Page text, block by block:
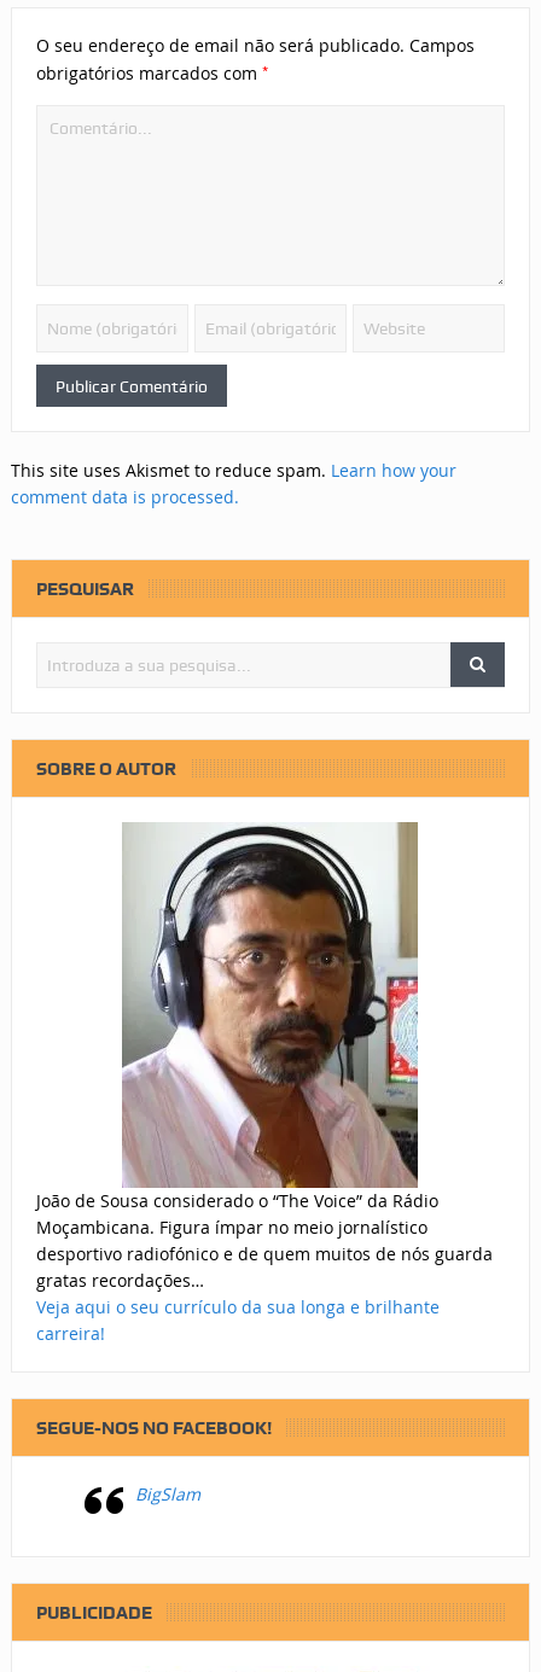
O seu endereço de email não será publicado. Campos
obrigatórios marcados com *
This site uses Akismet to reduce spam. Learn how your
comment data is processed.
PESQUISAR
SOBRE O AUTOR
João de Sousa considerado o “The Voice” da Rádio
Moçambicana. Figura ímpar no meio jornalístico
desportivo radiofónico e de quem muitos de nós guarda
gratas recordações…
Veja aqui o seu currículo da sua longa e brilhante
carreira!
SEGUE-NOS NO FACEBOOK!
BigSlam
PUBLICIDADE